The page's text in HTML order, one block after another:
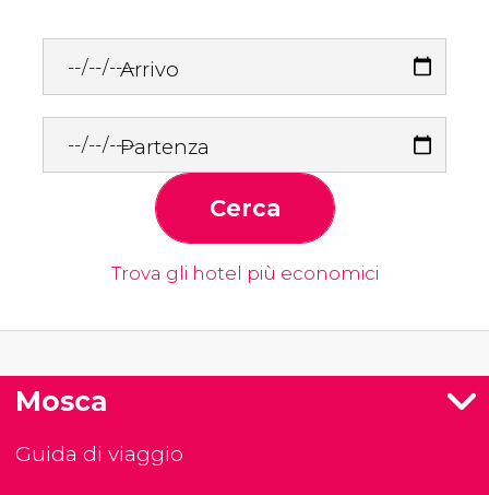
Arrivo
Partenza
Cerca
Trova gli hotel più economici
Mosca
Guida di viaggio